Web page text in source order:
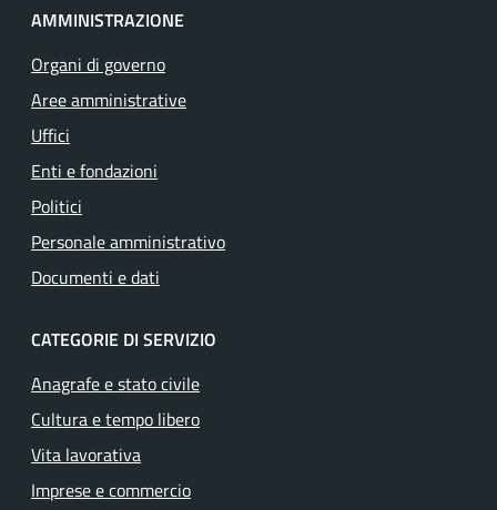
AMMINISTRAZIONE
Organi di governo
Aree amministrative
Uffici
Enti e fondazioni
Politici
Personale amministrativo
Documenti e dati
CATEGORIE DI SERVIZIO
Anagrafe e stato civile
Cultura e tempo libero
Vita lavorativa
Imprese e commercio